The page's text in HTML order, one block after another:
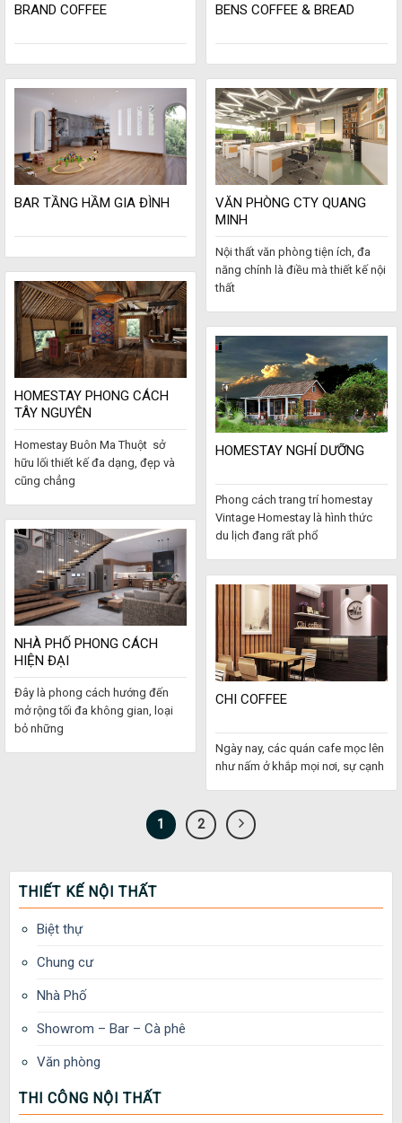
BRAND COFFEE BENS COFFEE & BREAD
BAR TẦNG HẦM GIA ĐÌNH
VĂN PHÒNG CTY QUANG
MINH
Nội thất văn phòng tiện ích, đa
năng chính là điều mà thiết kế nội
thất
HOMESTAY PHONG CÁCH
TÂY NGUYÊN
Homestay Buôn Ma Thuột sở
hữu lối thiết kế đa dạng, đẹp và
cũng chẳng
HOMESTAY NGHỈ DƯỠNG
Phong cách trang trí homestay
Vintage Homestay là hình thức
du lịch đang rất phổ
NHÀ PHỐ PHONG CÁCH
HIỆN ĐẠI
Đây là phong cách hướng đến
mở rộng tối đa không gian, loại
bỏ những
CHI COFFEE
Ngày nay, các quán cafe mọc lên
như nấm ở khắp mọi nơi, sự cạnh
1 2
THIẾT KẾ NỘI THẤT
Biệt thự
Chung cư
Nhà Phố
Showrom – Bar – Cà phê
Văn phòng
THI CÔNG NỘI THẤT